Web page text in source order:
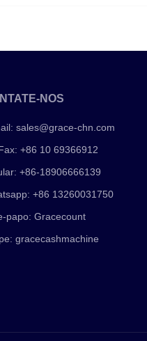
NOS
sales@grace-chn.com
+86 10 69366912
+86-18906666139
+86 13260031750
papo: Gracecount
gracecashmachine